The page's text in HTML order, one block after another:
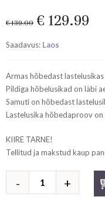
€139.00 Original
price
€ 139.00.
€ 129.99
€
Saadavus: Laos
Armas hõbedast
Pildiga hõbelusikad on läbi
Samuti on hõbedast
Lastelusika hõbedaproov on
KIIRE TARNE!
Tellitud ja makstud kaup
lastelusikas